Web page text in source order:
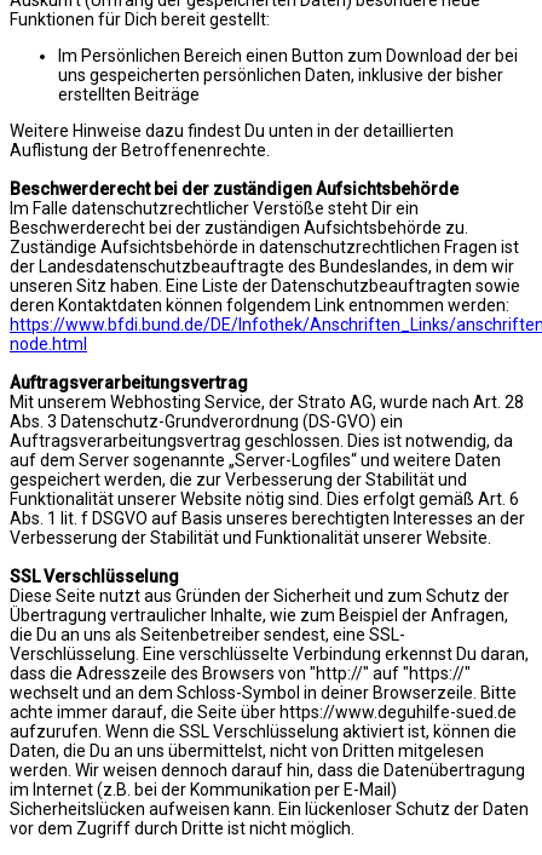
Funktionen für Dich bereit gestellt:
Im Persönlichen Bereich einen Button zum Download der bei
uns gespeicherten persönlichen Daten, inklusive der bisher
erstellten Beiträge
Weitere Hinweise dazu findest Du unten in der detaillierten
Auflistung der Betroffenenrechte.
Beschwerderecht bei der zuständigen Aufsichtsbehörde
Im Falle datenschutzrechtlicher Verstöße steht Dir ein
Beschwerderecht bei der zuständigen Aufsichtsbehörde zu.
Zuständige Aufsichtsbehörde in datenschutzrechtlichen Fragen ist
der Landesdatenschutzbeauftragte des Bundeslandes, in dem wir
unseren Sitz haben. Eine Liste der Datenschutzbeauftragten sowie
deren Kontaktdaten können folgendem Link entnommen werden:
https://www.bfdi.bund.de/DE/Infothek/Anschriften_Links/
node.html
Auftragsverarbeitungsvertrag
Mit unserem Webhosting Service, der Strato AG, wurde nach Art. 28
Abs. 3 Datenschutz-Grundverordnung (DS-GVO) ein
Auftragsverarbeitungsvertrag geschlossen. Dies ist notwendig, da
auf dem Server sogenannte „Server-Logfiles“ und weitere Daten
gespeichert werden, die zur Verbesserung der Stabilität und
Funktionalität unserer Website nötig sind. Dies erfolgt gemäß Art. 6
Abs. 1 lit. f DSGVO auf Basis unseres berechtigten Interesses an der
Verbesserung der Stabilität und Funktionalität unserer Website.
SSL Verschlüsselung
Diese Seite nutzt aus Gründen der Sicherheit und zum Schutz der
Übertragung vertraulicher Inhalte, wie zum Beispiel der Anfragen,
die Du an uns als Seitenbetreiber sendest, eine SSL-
Verschlüsselung. Eine verschlüsselte Verbindung erkennst Du daran,
dass die Adresszeile des Browsers von "http://" auf "https://"
wechselt und an dem Schloss-Symbol in deiner Browserzeile. Bitte
achte immer darauf, die Seite über https://www.deguhilfe-sued.de
aufzurufen. Wenn die SSL Verschlüsselung aktiviert ist, können die
Daten, die Du an uns übermittelst, nicht von Dritten mitgelesen
werden. Wir weisen dennoch darauf hin, dass die Datenübertragung
im Internet (z.B. bei der Kommunikation per E-Mail)
Sicherheitslücken aufweisen kann. Ein lückenloser Schutz der Daten
vor dem Zugriff durch Dritte ist nicht möglich.